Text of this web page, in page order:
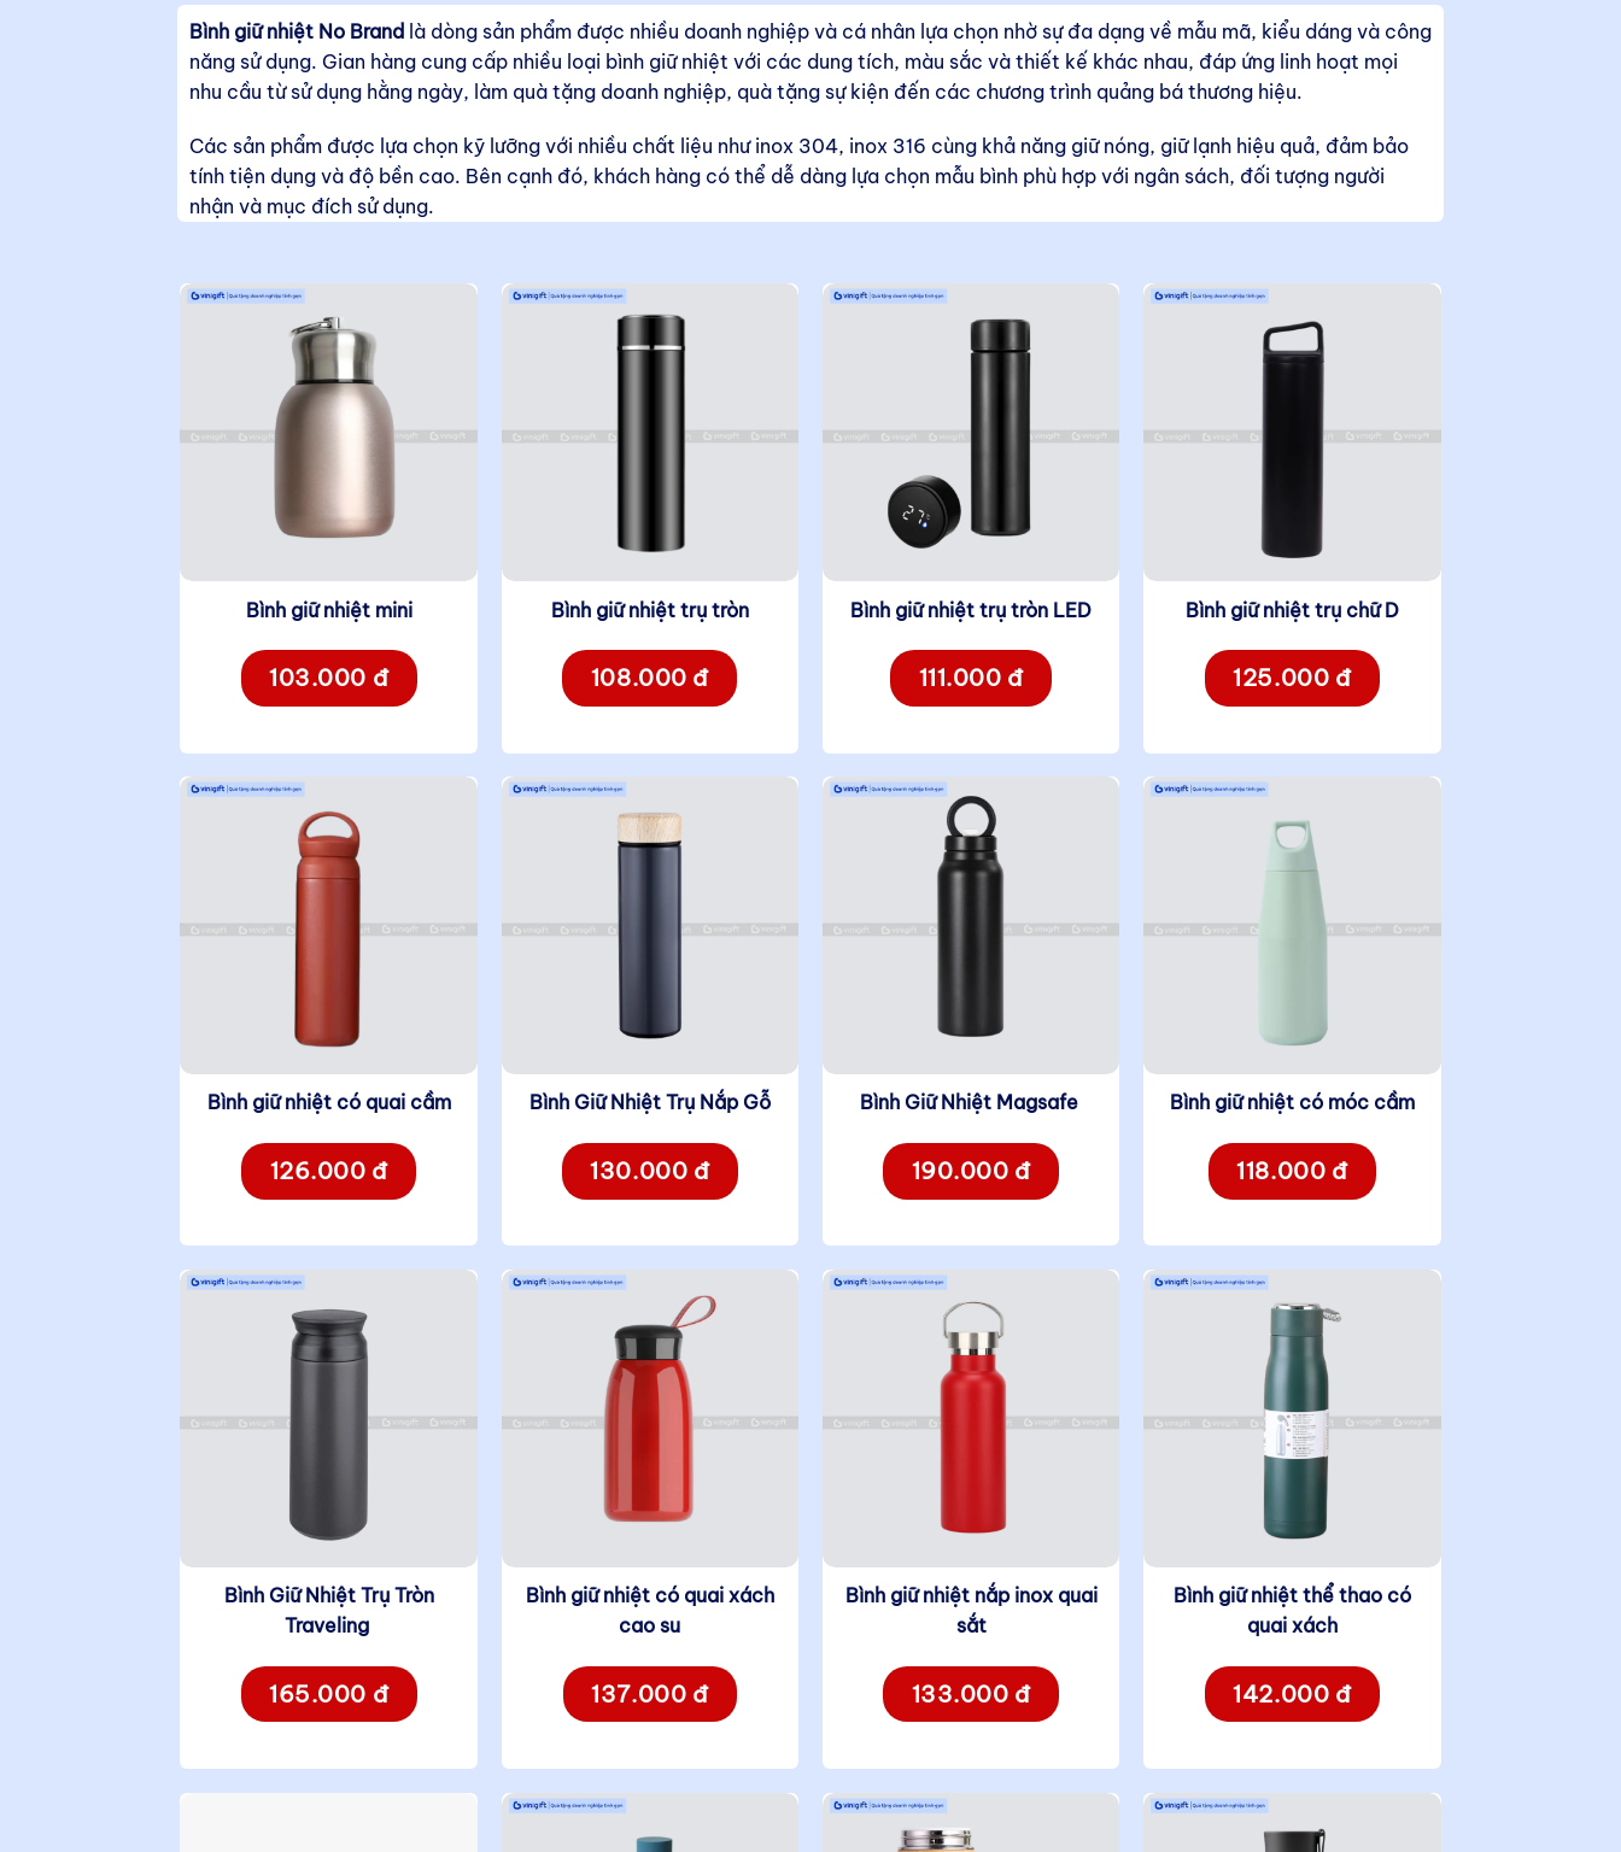
Bình giữ nhiệt No Brand là dòng sản phẩm được nhiều doanh nghiệp và cá nhân lựa chọn nhờ sự đa dạng về mẫu mã, kiểu dáng và công
năng sử dụng. Gian hàng cung cấp nhiều loại bình giữ nhiệt với các dung tích, màu sắc và thiết kế khác nhau, đáp ứng linh hoạt mọi
nhu cầu từ sử dụng hằng ngày, làm quà tặng doanh nghiệp, quà tặng sự kiện đến các chương trình quảng bá thương hiệu.
Các sản phẩm được lựa chọn kỹ lưỡng với nhiều chất liệu như inox 304, inox 316 cùng khả năng giữ nóng, giữ lạnh hiệu quả, đảm bảo
tính tiện dụng và độ bền cao. Bên cạnh đó, khách hàng có thể dễ dàng lựa chọn mẫu bình phù hợp với ngân sách, đối tượng người
nhận và mục đích sử dụng.
Bình giữ nhiệt mini
103.000 đ
Bình giữ nhiệt trụ tròn
108.000 đ
Bình giữ nhiệt trụ tròn LED
111.000 đ
Bình giữ nhiệt trụ chữ D
125.000 đ
Bình giữ nhiệt có quai cầm
126.000 đ
Bình Giữ Nhiệt Trụ Nắp Gỗ
130.000 đ
Bình Giữ Nhiệt Magsafe
190.000 đ
Bình giữ nhiệt có móc cầm
118.000 đ
Bình Giữ Nhiệt Trụ Tròn
Traveling
165.000 đ
Bình giữ nhiệt có quai xách
cao su
137.000 đ
Bình giữ nhiệt nắp inox quai
sắt
133.000 đ
Bình giữ nhiệt thể thao có
quai xách
142.000 đ